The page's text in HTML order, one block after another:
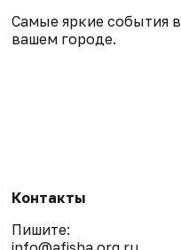
Самые яркие события в
вашем городе.
Контакты
Пишите: